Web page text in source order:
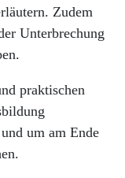
Zudem
Unterbrechung
praktischen
um am Ende